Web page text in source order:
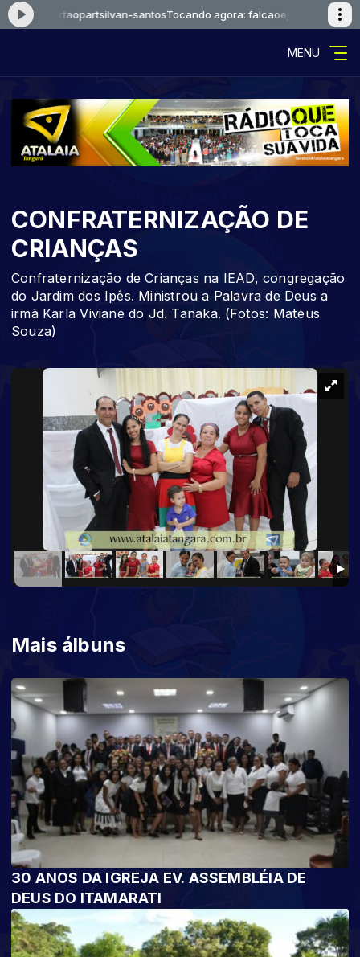
he-sertaopartsilvan-santosTocando agora: falcaoejosue-he-
MENU
CONFRATERNIZAÇÃO DE
CRIANÇAS
Confraternização de Crianças na IEAD, congregação
do Jardim dos Ipês. Ministrou a Palavra de Deus a
irmã Karla Viviane do Jd. Tanaka. (Fotos: Mateus
Souza)
Mais álbuns
30 ANOS DA IGREJA EV. ASSEMBLÉIA DE
DEUS DO ITAMARATI